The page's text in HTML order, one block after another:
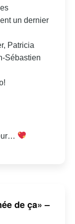
un dernier
Patricia
Sébastien
de ça» –